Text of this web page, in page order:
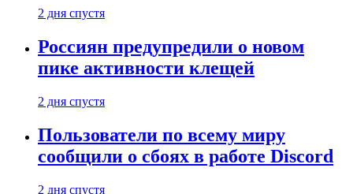
2 дня спустя
Россиян предупредили о новом
пике активности клещей
2 дня спустя
Пользователи по всему миру
сообщили о сбоях в работе Discord
2 дня спустя